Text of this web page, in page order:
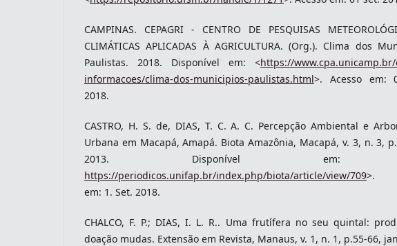
CAMPINAS. CEPAGRI - CENTRO DE PESQUISAS
CLIMÁTICAS APLICADAS À AGRICULTURA. (Org.). Clima dos
Paulistas. 2018. Disponível em: <https://
informacoes/clima-dos-municipios-paulistas.html>. Acesso em:
2018.
CASTRO, H. S. de, DIAS, T. C. A. C. Percepção Ambiental e
Urbana em Macapá, Amapá. Biota Amazônia, Macapá, v. 3, n. 3,
2013. Disponível
https://periodicos.unifap.br/index.php/biota/article/view/709>.
em: 1. Set. 2018.
CHALCO, F. P.; DIAS, I. L. R.. Uma frutífera no seu quintal:
doação mudas. Extensão em Revista, Manaus, v. 1, n. 1, p.55-66,